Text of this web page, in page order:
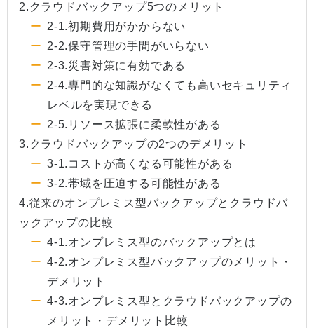
2.クラウドバックアップ5つのメリット
2-1.初期費用がかからない
2-2.保守管理の手間がいらない
2-3.災害対策に有効である
2-4.専門的な知識がなくても高いセキュリティ
レベルを実現できる
2-5.リソース拡張に柔軟性がある
3.クラウドバックアップの2つのデメリット
3-1.コストが高くなる可能性がある
3-2.帯域を圧迫する可能性がある
4.従来のオンプレミス型バックアップとクラウドバ
ックアップの比較
4-1.オンプレミス型のバックアップとは
4-2.オンプレミス型バックアップのメリット・
デメリット
4-3.オンプレミス型とクラウドバックアップの
メリット・デメリット比較